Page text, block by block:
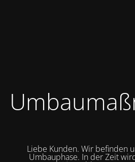
Liebe Kunden. Wir befinden
Umbauphase. In der Zeit